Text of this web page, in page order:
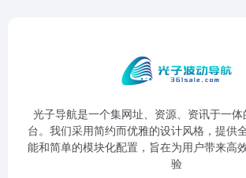
光子导航是一个集网址、资源、资讯于一
台。我们采用简约而优雅的设计风格，提供
能和简单的模块化配置，旨在为用户带来高
验